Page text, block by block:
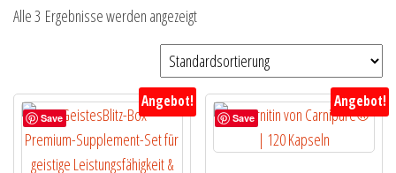
Alle 3 Ergebnisse werden angezeigt
Save
Angebot!
Save
Angebot!